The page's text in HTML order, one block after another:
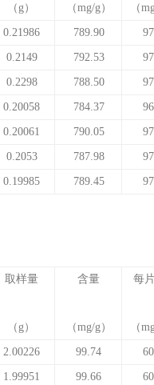
（ g ） （mg/g ） （
0.21986 789.90
0.2149 792.53
0.2298 788.50
0.20058 784.37
0.20061 790.05
0.2053 787.98
0.19985 789.45
取样量
（ g ）
含量
（mg/g ）
每
（
2.00226 99.74
1.99951 99.66